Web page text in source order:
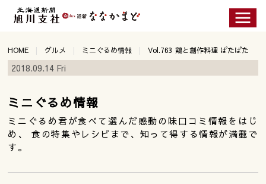
HOME グルメ ミニぐるめ情報 Vol.763 鶏と創作料理 ぱたぱた
2018.09.14 Fri
ミニぐるめ情報
ミニぐるめ君が食べて選んだ感動の味口コミ情報をはじ
め、 食の特集やレシピまで、知って得する情報が満載で
す。